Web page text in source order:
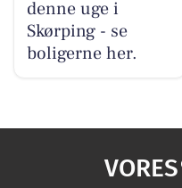
denne uge i
Skørping - se
boligerne her.
VORES